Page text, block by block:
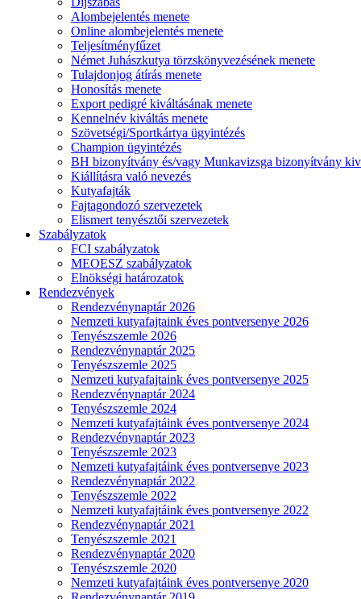
Alombejelentés menete
Online alombejelentés menete
Teljesítményfűzet
Német Juhászkutya törzskönyvezésének menete
Tulajdonjog átírás menete
Honosítás menete
Export pedigré kiváltásának menete
Kennelnév kiváltás menete
Szövetségi/Sportkártya ügyintézés
Champion ügyintézés
BH bizonyítvány és/vagy Munkavizsga bizonyítvány
Kiállításra való nevezés
Kutyafajták
Fajtagondozó szervezetek
Elismert tenyésztői szervezetek
Szabályzatok
FCI szabályzatok
MEOESZ szabályzatok
Elnökségi határozatok
Rendezvények
Rendezvénynaptár 2026
Nemzeti kutyafajtaink éves pontversenye 2026
Tenyészszemle 2026
Rendezvénynaptár 2025
Tenyészszemle 2025
Nemzeti kutyafajtaink éves pontversenye 2025
Rendezvénynaptár 2024
Tenyészszemle 2024
Nemzeti kutyafajtáink éves pontversenye 2024
Rendezvénynaptár 2023
Tenyészszemle 2023
Nemzeti kutyafajtáink éves pontversenye 2023
Rendezvénynaptár 2022
Tenyészszemle 2022
Nemzeti kutyafajtáink éves pontversenye 2022
Rendezvénynaptár 2021
Tenyészszemle 2021
Rendezvénynaptár 2020
Tenyészszemle 2020
Nemzeti kutyafajtáink éves pontversenye 2020